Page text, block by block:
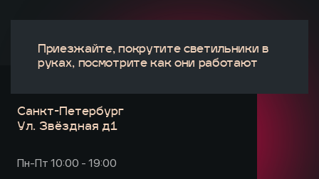
Приезжайте, покрутите светильники в
руках, посмотрите как они работают
Санкт-Петербург
Ул. Звёздная д1
Пн-Пт 10:00 - 19:00